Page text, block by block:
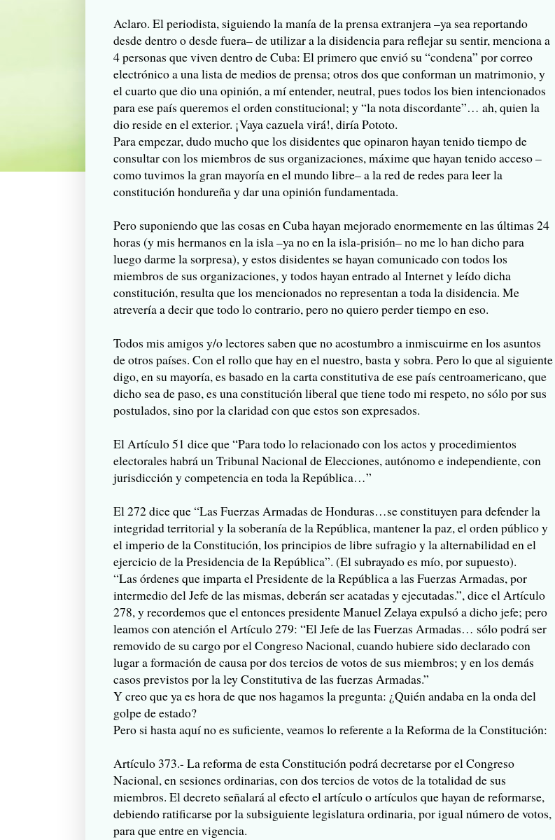
Aclaro. El periodista, siguiendo la manía de la prensa extranjera –ya sea reportando
desde dentro o desde fuera– de utilizar a la disidencia para reflejar su sentir, menciona a
4 personas que viven dentro de Cuba: El primero que envió su “condena” por correo
electrónico a una lista de medios de prensa; otros dos que conforman un matrimonio, y
el cuarto que dio una opinión, a mí entender, neutral, pues todos los bien intencionados
para ese país queremos el orden constitucional; y “la nota discordante”… ah, quien la
dio reside en el exterior. ¡Vaya cazuela virá!, diría Pototo.
Para empezar, dudo mucho que los disidentes que opinaron hayan tenido tiempo de
consultar con los miembros de sus organizaciones, máxime que hayan tenido acceso –
como tuvimos la gran mayoría en el mundo libre– a la red de redes para leer la
constitución hondureña y dar una opinión fundamentada.
Pero suponiendo que las cosas en Cuba hayan mejorado enormemente en las últimas 24
horas (y mis hermanos en la isla –ya no en la isla-prisión– no me lo han dicho para
luego darme la sorpresa), y estos disidentes se hayan comunicado con todos los
miembros de sus organizaciones, y todos hayan entrado al Internet y leído dicha
constitución, resulta que los mencionados no representan a toda la disidencia. Me
atrevería a decir que todo lo contrario, pero no quiero perder tiempo en eso.
Todos mis amigos y/o lectores saben que no acostumbro a inmiscuirme en los asuntos
de otros países. Con el rollo que hay en el nuestro, basta y sobra. Pero lo que al siguiente
digo, en su mayoría, es basado en la carta constitutiva de ese país centroamericano, que
dicho sea de paso, es una constitución liberal que tiene todo mi respeto, no sólo por sus
postulados, sino por la claridad con que estos son expresados.
El Artículo 51 dice que “Para todo lo relacionado con los actos y procedimientos
electorales habrá un Tribunal Nacional de Elecciones, autónomo e independiente, con
jurisdicción y competencia en toda la República…”
El 272 dice que “Las Fuerzas Armadas de Honduras…se constituyen para defender la
integridad territorial y la soberanía de la República, mantener la paz, el orden público y
el imperio de la Constitución, los principios de libre sufragio y la alternabilidad en el
ejercicio de la Presidencia de la República”. (El subrayado es mío, por supuesto).
“Las órdenes que imparta el Presidente de la República a las Fuerzas Armadas, por
intermedio del Jefe de las mismas, deberán ser acatadas y ejecutadas.”, dice el Artículo
278, y recordemos que el entonces presidente Manuel Zelaya expulsó a dicho jefe; pero
leamos con atención el Artículo 279: “El Jefe de las Fuerzas Armadas… sólo podrá ser
removido de su cargo por el Congreso Nacional, cuando hubiere sido declarado con
lugar a formación de causa por dos tercios de votos de sus miembros; y en los demás
casos previstos por la ley Constitutiva de las fuerzas Armadas.”
Y creo que ya es hora de que nos hagamos la pregunta: ¿Quién andaba en la onda del
golpe de estado?
Pero si hasta aquí no es suficiente, veamos lo referente a la Reforma de la Constitución:
Artículo 373.- La reforma de esta Constitución podrá decretarse por el Congreso
Nacional, en sesiones ordinarias, con dos tercios de votos de la totalidad de sus
miembros. El decreto señalará al efecto el artículo o artículos que hayan de reformarse,
debiendo ratificarse por la subsiguiente legislatura ordinaria, por igual número de votos,
para que entre en vigencia.